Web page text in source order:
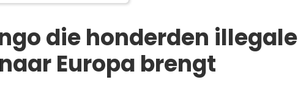
die honderden illegale
Europa brengt